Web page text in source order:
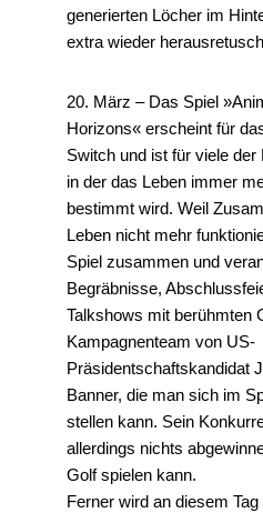
generierten Löcher im
extra wieder
20. März – Das Spiel
Horizons« erscheint für
Switch und ist für viele der
in der das Leben immer
bestimmt wird. Weil
Leben nicht mehr
Spiel zusammen und
Begräbnisse,
Talkshows mit berühmten
Kampagnenteam von US-
Präsidentschaftskandidat
Banner, die man sich im
stellen kann. Sein
allerdings nichts
Golf spielen kann.
Ferner wird an diesem